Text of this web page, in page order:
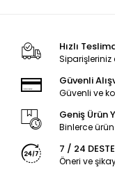
Hızlı
Siparişleriniz
Güvenli
Güvenli ve
Geniş Ürün
Binlerce
7 / 24
Öneri ve